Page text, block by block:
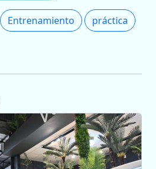
Entrenamiento práctica